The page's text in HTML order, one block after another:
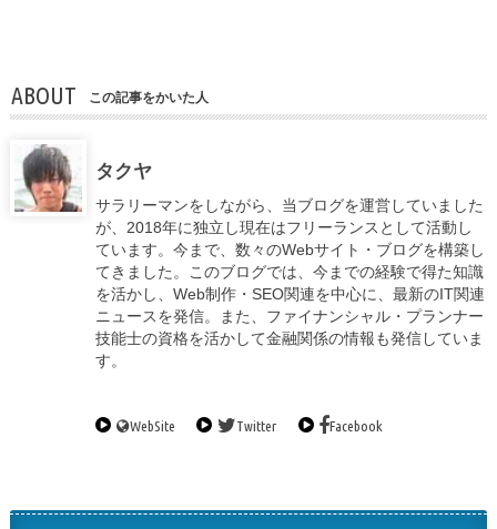
ABOUT この記事をかいた人
タクヤ
サラリーマンをしながら、当ブログを運営していました
が、2018年に独立し現在はフリーランスとして活動し
ています。今まで、数々のWebサイト・ブログを構築し
てきました。このブログでは、今までの経験で得た知識
を活かし、Web制作・SEO関連を中心に、最新のIT関連
ニュースを発信。また、ファイナンシャル・プランナー
技能士の資格を活かして金融関係の情報も発信していま
す。
WebSite Twitter Facebook